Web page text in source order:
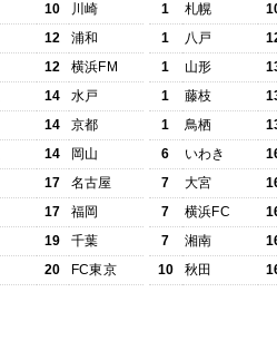
10
川崎
12
浦和
12
横浜FM
14
水戸
14
京都
14
岡山
17
名古屋
17
福岡
19
千葉
20 FC東京
1 札幌
1
八戸
1
山形
1
藤枝
1
鳥栖
6
いわき
7
大宮
7
横浜FC
7
湘南
10
秋田